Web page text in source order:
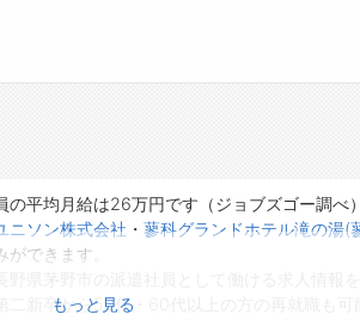
ービスについて
ービス
ジ
平均月給は26万円です（ジョブズゴー調べ）
ニソン株式会社 ・ 蓼科グランドホテル滝の湯
できます。
新卒から50代・60代以上の方の再就職も可
もっと見る